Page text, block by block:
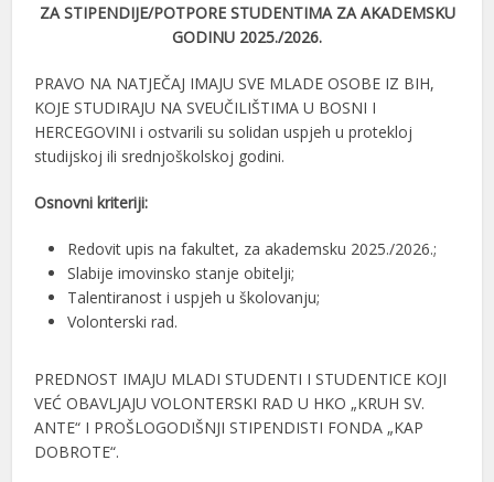
ZA STIPENDIJE/POTPORE STUDENTIMA ZA AKADEMSKU
GODINU 2025./2026.
PRAVO NA NATJEČAJ IMAJU SVE MLADE OSOBE IZ BIH,
KOJE STUDIRAJU NA SVEUČILIŠTIMA U BOSNI I
HERCEGOVINI i ostvarili su solidan uspjeh u protekloj
studijskoj ili srednjoškolskoj godini.
Osnovni kriteriji:
Redovit upis na fakultet, za akademsku 2025./2026.;
Slabije imovinsko stanje obitelji;
Talentiranost i uspjeh u školovanju;
Volonterski rad.
PREDNOST IMAJU MLADI STUDENTI I STUDENTICE KOJI
VEĆ OBAVLJAJU VOLONTERSKI RAD U HKO „KRUH SV.
ANTE“ I PROŠLOGODIŠNJI STIPENDISTI FONDA „KAP
DOBROTE“.